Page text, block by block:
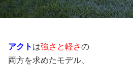
アクト は強さと軽さの
両方を求めたモデル、